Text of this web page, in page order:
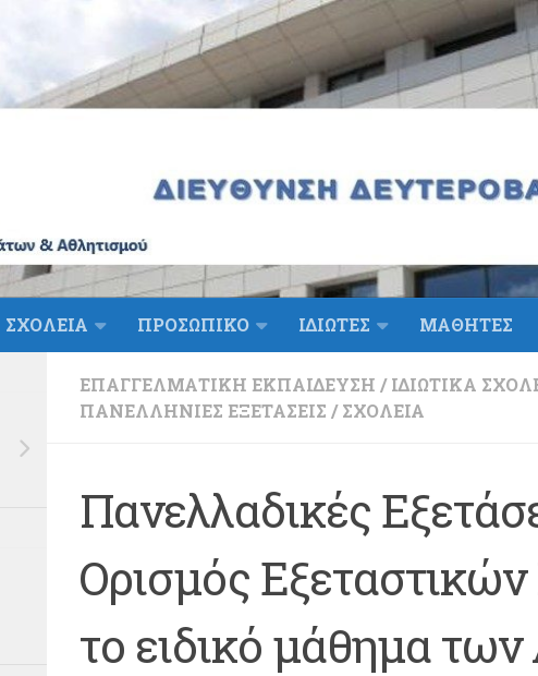
ΣΧΟΛΕΙΑ ΠΡΟΣΩΠΙΚΟ ΙΔΙΩΤΕΣ ΜΑΘΗΤΕΣ
ΕΠΑΓΓΕΛΜΑΤΙΚΉ ΕΚΠΑΊΔΕΥΣΗ / ΙΔΙΩΤΙΚΆ
ΠΑΝΕΛΛΉΝΙΕΣ ΕΞΕΤΆΣΕΙΣ / ΣΧΟΛΕΊΑ
Πανελλαδικές
Ορισμός
το ειδικό μάθημα